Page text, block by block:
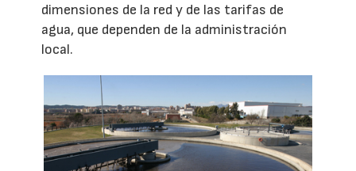
dimensiones de la red y de las tarifas de
agua, que dependen de la administración
local.